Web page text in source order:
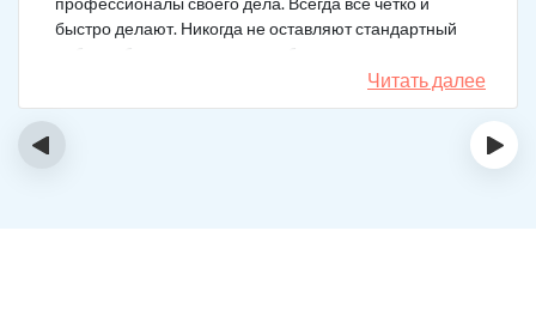
быстро делают. Никогда не оставляют стандартный
набор таблеток, а именно подбирают
индивидуальный комплекс под конкретный случай.
Несколько раз делал вызов, и назначения были под
Читать далее
‹ ›